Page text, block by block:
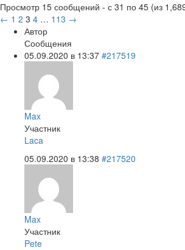
Просмотр 15 сообщений - с 31 по 45 (из
← 1 2 3 4 … 113 →
Автор
Сообщения
05.09.2020 в 13:37 #217519
Max
Участник
Laca
05.09.2020 в 13:38 #217520
Max
Участник
Pete